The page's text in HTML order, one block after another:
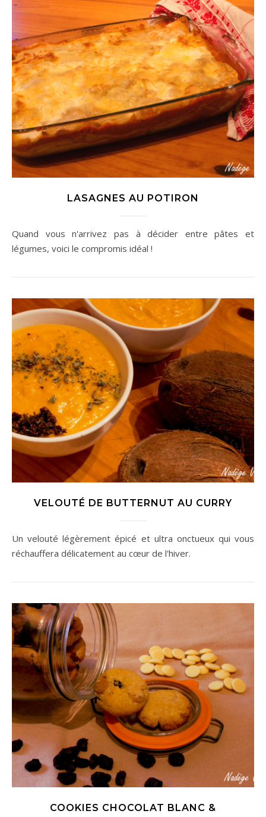
LASAGNES AU POTIRON
Quand vous n'arrivez pas à décider entre pâtes et
légumes, voici le compromis idéal !
VELOUTÉ DE BUTTERNUT AU CURRY
Un velouté légèrement épicé et ultra onctueux qui vous
réchauffera délicatement au cœur de l'hiver.
COOKIES CHOCOLAT BLANC &